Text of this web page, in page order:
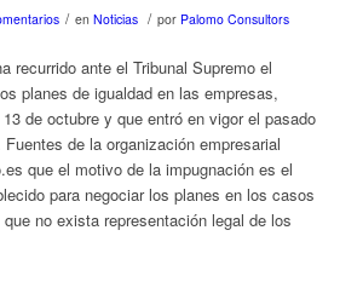
/ en Noticias / por Palomo Consultors
recurrido ante el Tribunal Supremo el
planes de igualdad en las empresas,
de octubre y que entró en vigor el pasado
de la organización empresarial
que el motivo de la impugnación es el
para negociar los planes en los casos
no exista representación legal de los